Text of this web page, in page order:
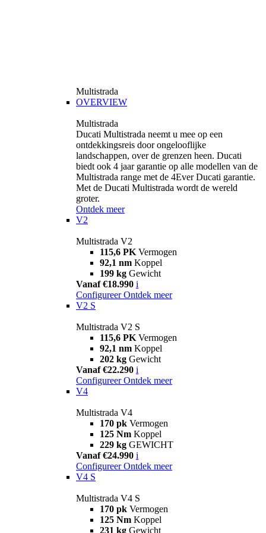
Multistrada
OVERVIEW
Multistrada
Ducati Multistrada neemt u mee op een
ontdekkingsreis door ongelooflijke
landschappen, over de grenzen heen. Ducati
biedt ook 4 jaar garantie op alle modellen van de
Multistrada range met de 4Ever Ducati garantie.
Met de Ducati Multistrada wordt de wereld
groter.
Ontdek meer
V2
Multistrada V2
115,6 PK Vermogen
92,1 nm Koppel
199 kg Gewicht
Vanaf €18.990 i
Configureer Ontdek meer
V2 S
Multistrada V2 S
115,6 PK Vermogen
92,1 nm Koppel
202 kg Gewicht
Vanaf €22.290 i
Configureer Ontdek meer
V4
Multistrada V4
170 pk Vermogen
125 Nm Koppel
229 kg GEWICHT
Vanaf €24.990 i
Configureer Ontdek meer
V4 S
Multistrada V4 S
170 pk Vermogen
125 Nm Koppel
231 kg Gewicht